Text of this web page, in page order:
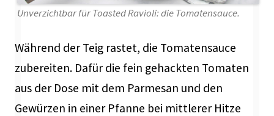
Unverzichtbar für Toasted Ravioli: die Tomatensauce.
Während der Teig rastet, die Tomatensauce
zubereiten. Dafür die fein gehackten Tomaten
aus der Dose mit dem Parmesan und den
Gewürzen in einer Pfanne bei mittlerer Hitze